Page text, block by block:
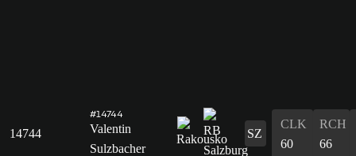
14744
#14744
Valentin
Sulzbacher
SZ
CLK
60
RCH
66